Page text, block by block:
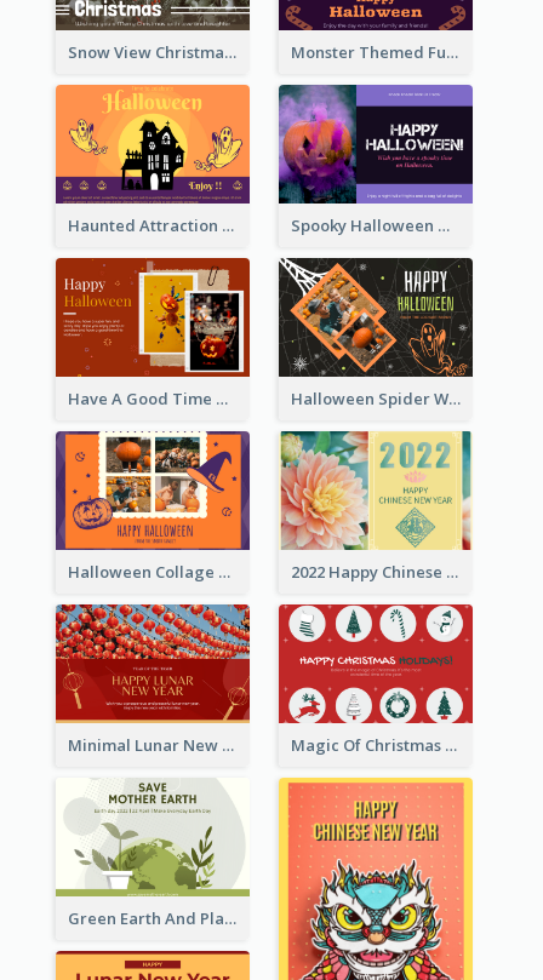
Snow View Christmas Card With Simple Design Monster Themed Fun Halloween Greeting Card
Haunted Attraction Themed Halloween Card Spooky Halloween Greeting Card
Have A Good Time This Halloween Greeting Card Halloween Spider Web Greeting Card
Halloween Collage Greeting Card 2022 Happy Chinese New Year Flower Photo Greeting Card
Minimal Lunar New Year Celebration Greeting Card Magic Of Christmas Holidays Greeting Card
Green Earth And Plants Illustrations Greeting Card